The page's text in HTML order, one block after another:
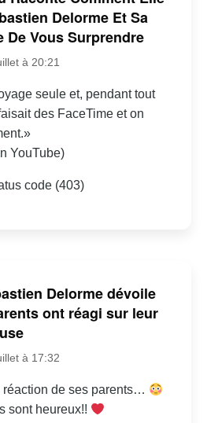
Delorme Et Sa
De Vous Surprendre
à 20:21
seule et, pendant tout
des FaceTime et on
YouTube)
code (403)
Delorme dévoile
ont réagi sur leur
à 17:32
de ses parents…
sont heureux!!